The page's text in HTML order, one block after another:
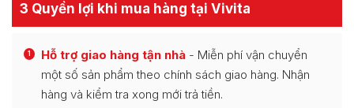
3 Quyền lợi khi mua hàng tại Vivita
1 Hỗ trợ giao hàng tận nhà - Miễn phí vận chuyển
một số sản phẩm theo chính sách giao hàng. Nhận
hàng và kiểm tra xong mới trả tiền.